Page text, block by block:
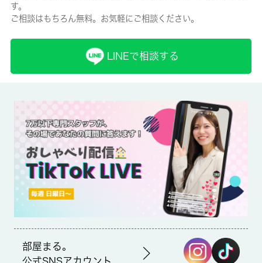
保険名/保険期間
-/2年
保証会社の利用 利用料の100％～120％
賃貸区分/契約期間
一般/-
取引形態
備考
す。
ご相談はもちろん無料。お気軽にご相談ください。
LINEで相談する
部屋まる。
公式SNSアカウント